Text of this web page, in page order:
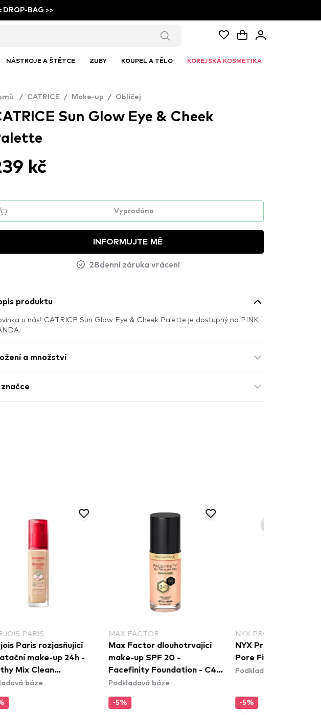
BAG >>
NÁSTROJE A ŠTĚTCE ZUBY KOUPEL A TĚLO KOREJSKÁ KOSMETIKA
/ CATRICE / Make-up / Obličej
Sun Glow Eye & Cheek
kč
Vyprodáno
INFORMUJTE MĚ
28denní záruka vrácení
produktu
u nás! CATRICE Sun Glow Eye & Cheek Palette je dostupný na PINK
a množství
značce
rozjasňující
up 24h -
51W Light
MAX FACTOR
Max Factor dlouhotrvající
make-up SPF 20 -
Facefinity Foundation - C40
Light Ivory
Podkladová báze
NYX PROFESSIONAL MAKEUP
NYX Professional Makeup
Pore Filler Stick (POFS01)
Podkladová báze pod obličej